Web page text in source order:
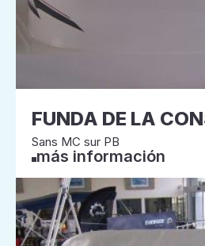
FUNDA DE LA
Sans MC sur PB
más información